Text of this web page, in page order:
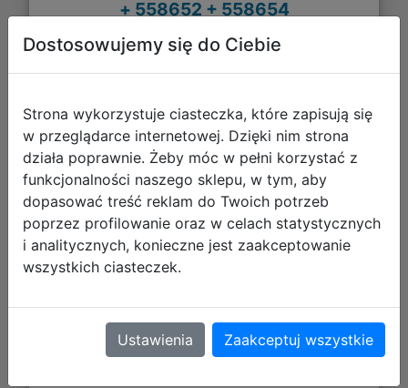
+ 558652 + 558654
288,79 zł
Dostosowujemy się do Ciebie
Strona wykorzystuje ciasteczka, które zapisują się
w przeglądarce internetowej. Dzięki nim strona
działa poprawnie. Żeby móc w pełni korzystać z
funkcjonalności naszego sklepu, w tym, aby
dopasować treść reklam do Twoich potrzeb
poprzez profilowanie oraz w celach statystycznych
i analitycznych, konieczne jest zaakceptowanie
wszystkich ciasteczek.
Ustawienia Zaakceptuj wszystkie